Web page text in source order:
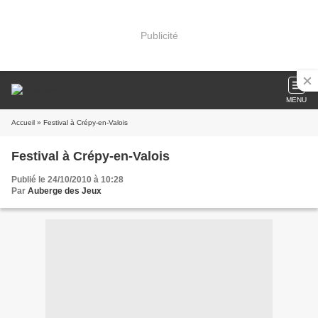
Publicité
MENU
Accueil » Festival à Crépy-en-Valois
Festival à Crépy-en-Valois
Publié le 24/10/2010 à 10:28
Par Auberge des Jeux